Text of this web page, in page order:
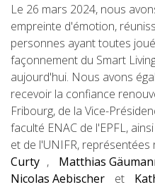
Le 26 mars 2024, nous
empreinte d'émotion,
personnes ayant toutes
façonnement du Smart
aujourd'hui. Nous avons
recevoir la confiance
Fribourg, de la Vice-
faculté ENAC de l'EPFL,
et de l'UNIFR,
Curty , Matthias
Nicolas Aebischer
et